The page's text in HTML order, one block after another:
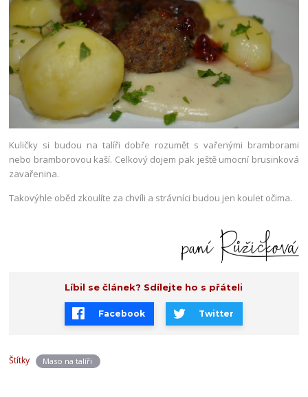
Kuličky si budou na talíři dobře rozumět s vařenými bramborami
nebo bramborovou kaší. Celkový dojem pak ještě umocní brusinková
zavařenina.
Takovýhle oběd zkoulíte za chvíli a strávníci budou jen koulet očima.
Líbil se článek? Sdílejte ho s přáteli
Facebook Twitter
Štítky Maso na talíři